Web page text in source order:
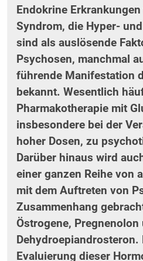
Endokrine
Syndrom, die Hyper-
sind als auslösende
Psychosen, manchmal
führende Manifestation
bekannt. Wesentlich
Pharmakotherapie mit
insbesondere bei der
hoher Dosen, zu
Darüber hinaus wird
einer ganzen Reihe von
mit dem Auftreten von
Zusammenhang
Östrogene, Pregnenolon
Dehydroepiandrosteron.
Evaluierung dieser